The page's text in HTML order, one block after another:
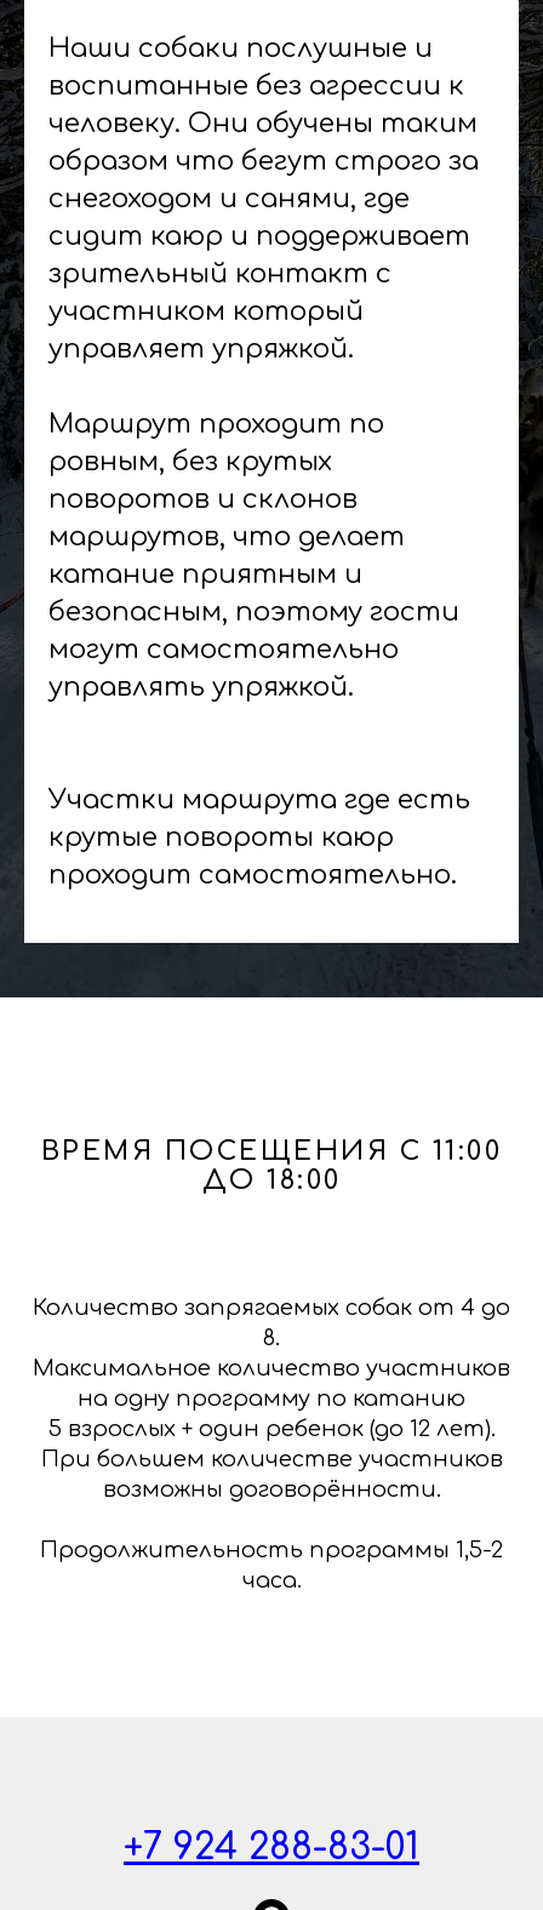
Наши собаки послушные и
воспитанные без агрессии к
человеку. Они обучены таким
образом что бегут строго за
снегоходом и санями, где
сидит каюр и поддерживает
зрительный контакт с
участником который
управляет упряжкой.
Маршрут проходит по
ровным, без крутых
поворотов и склонов
маршрутов, что делает
катание приятным и
безопасным, поэтому гости
могут самостоятельно
управлять упряжкой.
Участки маршрута где есть
крутые повороты каюр
проходит самостоятельно.
ВРЕМЯ ПОСЕЩЕНИЯ С 11:00
ДО 18:00
Количество запрягаемых собак от 4 до
8.
Максимальное количество участников
на одну программу по катанию
5 взрослых + один ребенок (до 12 лет).
При большем количестве участников
возможны договорённости.
Продолжительность программы 1,5-2
часа.
+7 924 288-83-01